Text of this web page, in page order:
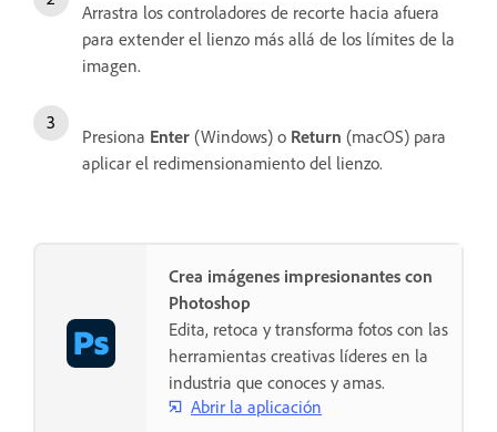
Arrastra los controladores de recorte hacia afuera
para extender el lienzo más allá de los límites de la
imagen.
Presiona Enter (Windows) o Return (macOS) para
aplicar el redimensionamiento del lienzo.
Crea imágenes impresionantes con
Photoshop
Edita, retoca y transforma fotos con las
herramientas creativas líderes en la
industria que conoces y amas.
Abrir la aplicación